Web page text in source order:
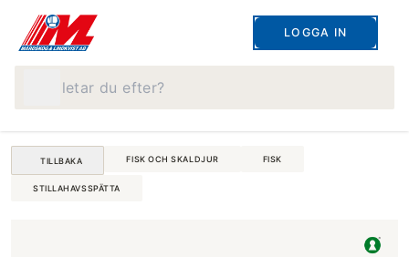
LOGGA IN
TILLBAKA FISK OCH SKALDJUR FISK
STILLAHAVSSPÄTTA